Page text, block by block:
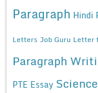
Paragraph Hindi
Letters Job Guru Letter
Paragraph
PTE Essay